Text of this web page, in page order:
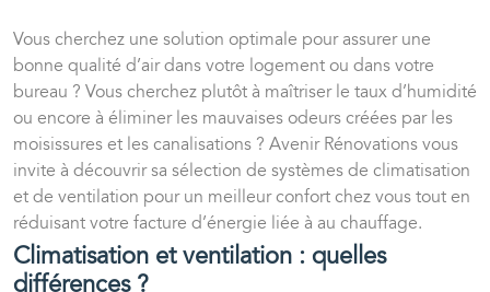
Vous cherchez une solution optimale pour assurer une
bonne qualité d’air dans votre logement ou dans votre
bureau ? Vous cherchez plutôt à maîtriser le taux d’humidité
ou encore à éliminer les mauvaises odeurs créées par les
moisissures et les canalisations ? Avenir Rénovationsvous
invite à découvrir sa sélection de systèmes de climatisation
et de ventilation pour un meilleur confort chez vous tout en
réduisant votre facture d’énergie liée à au chauffage.
Climatisation et ventilation : quelles
différences ?